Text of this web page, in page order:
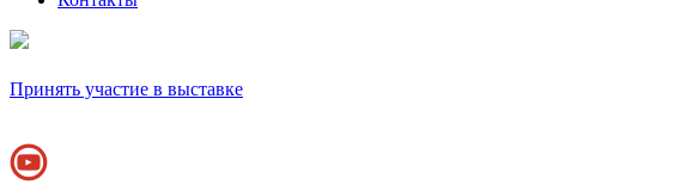
Принять участие в выставке